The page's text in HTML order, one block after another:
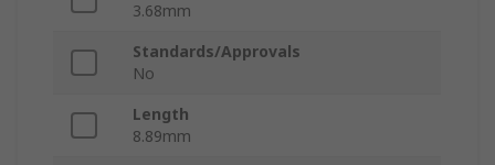
3.68mm
Standards/Approvals
No
Length
8.89mm